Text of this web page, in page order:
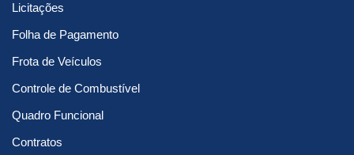
Licitações
Folha de Pagamento
Frota de Veículos
Controle de Combustível
Quadro Funcional
Contratos